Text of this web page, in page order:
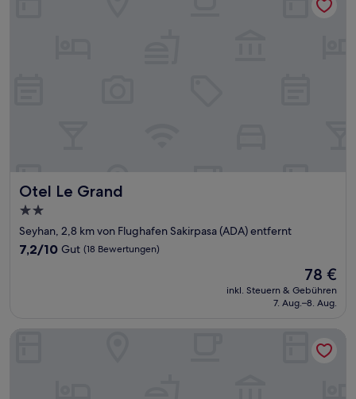
Otel Le Grand
Otel Le Grand
2.0-
Sterne-
Unterkunft
Seyhan, 2,8 km von Flughafen Sakirpasa (ADA) entfernt
7.2
7,2/10 Gut (18 Bewertungen)
Der
Preis
beträgt
78 €
inkl. Steuern & Gebühren
7. Aug.–8. Aug.